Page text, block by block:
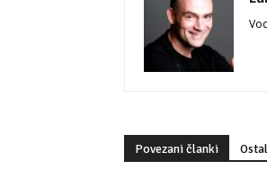
Povezani članki